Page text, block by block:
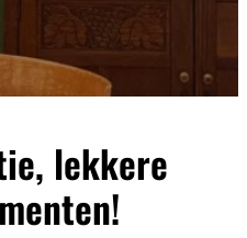
lekkere